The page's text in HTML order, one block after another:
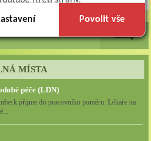
MÍSTA
péče (LDN)
přijme do pracovního poměru: Lékaře na
k marketingovému
reklamy na
(třetí strany, dlouhodobé),
pamatují vaše volby
cookies nám
Povolit vše